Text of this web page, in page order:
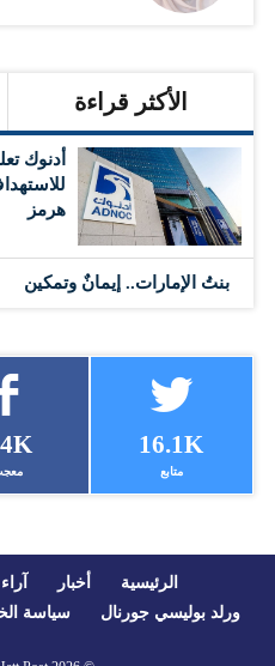
الأكثر قراءة
أدنوك
هرمز
بنتُ الإمارات.. إيمانٌ وتمكين
16.1K
متابع
الرئيسية أخبار آراء
ورلد بوليسي جورنال
سياسة